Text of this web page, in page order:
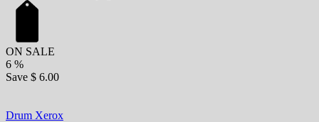
ON SALE
6 %
Save $ 6.00
Drum Xerox